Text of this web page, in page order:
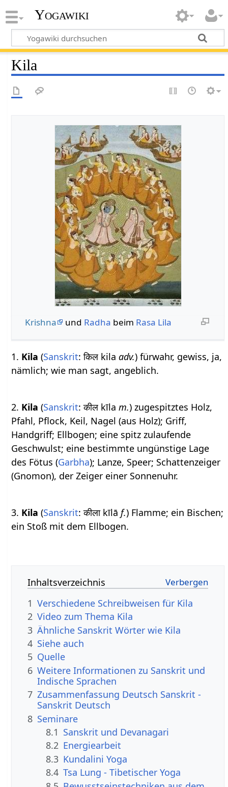
Yogawiki
Kila
Krishna und Radha beim Rasa Lila
1. Kila (Sanskrit: किल kilaadv.) fürwahr, gewiss, ja,
nämlich; wie man sagt, angeblich.
2. Kila (Sanskrit: कील kīlam.) zugespitztes Holz,
Pfahl, Pflock, Keil, Nagel (aus Holz); Griff,
Handgriff; Ellbogen; eine spitz zulaufende
Geschwulst; eine bestimmte ungünstige Lage
des Fötus (Garbha); Lanze, Speer; Schattenzeiger
(Gnomon), der Zeiger einer Sonnenuhr.
3. Kila (Sanskrit: कीला kīlāf.) Flamme; ein Bischen;
ein Stoß mit dem Ellbogen.
Inhaltsverzeichnis
1 Verschiedene Schreibweisen für Kila
2 Video zum Thema Kila
3 Ähnliche Sanskrit Wörter wie Kila
4 Siehe auch
5 Quelle
6 Weitere Informationen zu Sanskrit und
Indische Sprachen
7 Zusammenfassung Deutsch Sanskrit -
Sanskrit Deutsch
8 Seminare
8.1 Sanskrit und Devanagari
8.2 Energiearbeit
8.3 Kundalini Yoga
8.4 Tsa Lung - Tibetischer Yoga